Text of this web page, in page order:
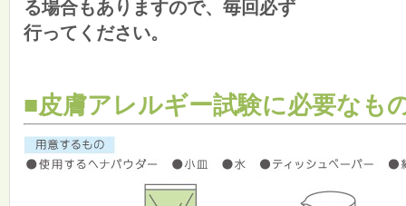
る場合もありますので、毎回必ず
行ってください。
■皮膚アレルギー試験に必要なも